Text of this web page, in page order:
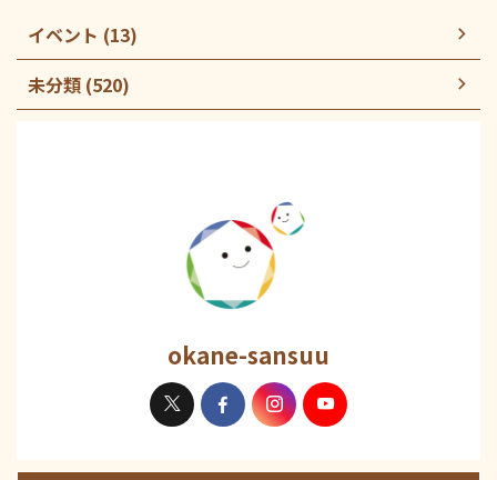
イベント (13)
未分類 (520)
okane-sansuu